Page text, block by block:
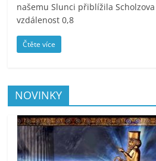
našemu Slunci přiblížila
vzdálenost 0,8
Čtěte více
NOVINKY